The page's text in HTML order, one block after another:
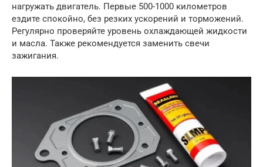
нагружать двигатель. Первые 500-1000 километров
ездите спокойно, без резких ускорений и торможений.
Регулярно проверяйте уровень охлаждающей жидкости
и масла. Также рекомендуется заменить свечи
зажигания.